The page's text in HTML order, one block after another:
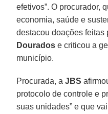
efetivos”. O procurador,
economia, saúde e
destacou doações
Dourados e criticou a
município.
Procurada, aJBS
protocolo de controle e
suas unidades” e que